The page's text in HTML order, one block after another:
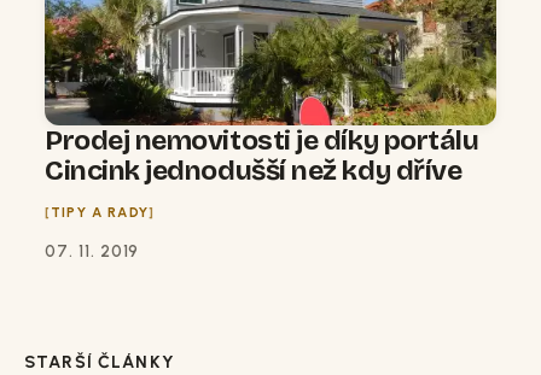
Prodej nemovitosti je díky portálu
Cincink jednodušší než kdy dříve
TIPY A RADY
07. 11. 2019
STARŠÍ ČLÁNKY